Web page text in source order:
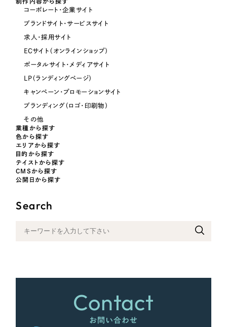
オレンジ・橙色
パープル・紫色
ピンク・桃色
カラフル・多色
その他
コーポレート・企業サイト
ブランドサイト・サービスサイト
求人・採用サイト
ECサイト（オンラインショップ）
ポータルサイト・メディアサイト
LP（ランディングページ）
キャンペーン・プロモーションサイト
ブランディング（ロゴ・印刷物）
その他
業種から探す
色から探す
エリアから探す
目的から探す
テイストから探す
CMSから探す
公開日から探す
Search
Contact
お問い合わせ